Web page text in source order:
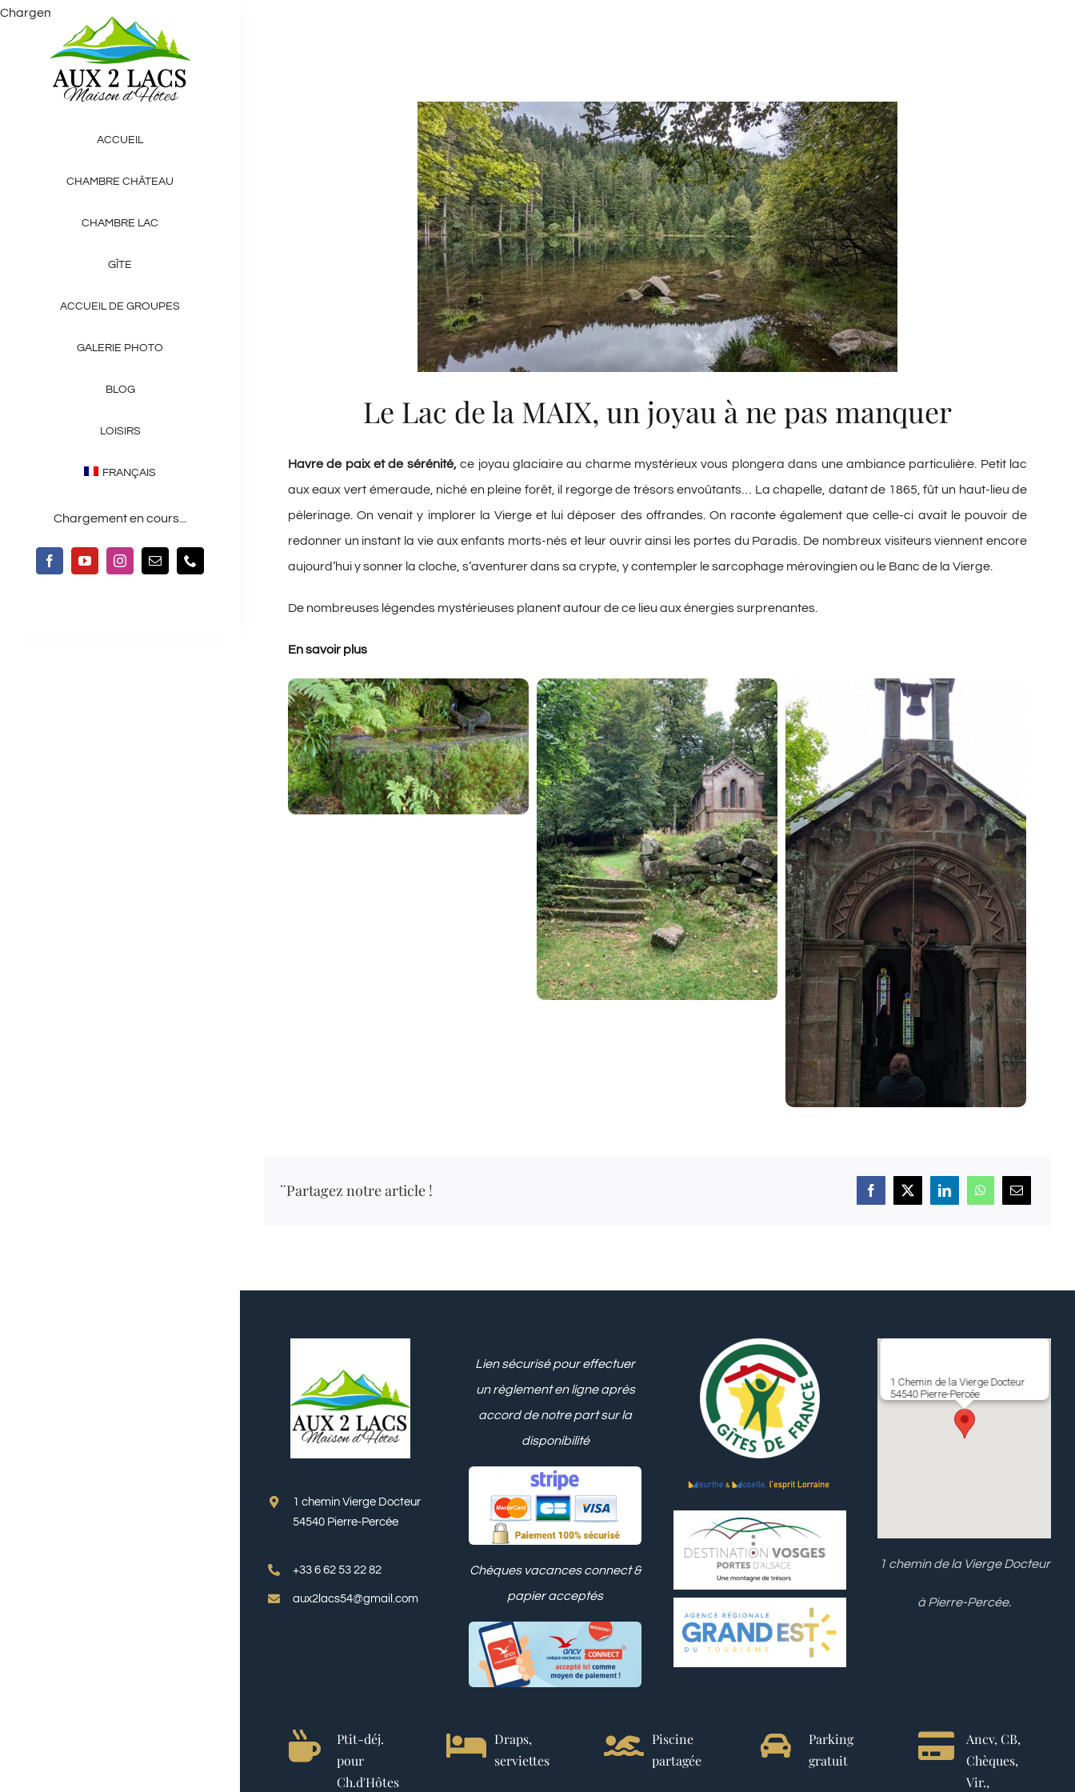
Chargement en cours...
ACCUEIL
CHAMBRE CHÂTEAU
CHAMBRE LAC
GÎTE
ACCUEIL DE GROUPES
GALERIE PHOTO
BLOG
LOISIRS
FRANÇAIS
Chargement en cours...
Le Lac de la MAIX, un joyau à ne pas manquer
Havre de paix et de sérénité,ce joyau glaciaire au charme mystérieux vous plongera dans une ambiance particulière. Petit lac
aux eaux vert émeraude, niché en pleine forêt, il regorge de trésors envoûtants… La chapelle, datant de 1865, fût un haut-lieu de
pèlerinage. On venait y implorer la Vierge et lui déposer des offrandes. On raconte également que celle-ci avait le pouvoir de
redonner un instant la vie aux enfants morts-nés et leur ouvrir ainsi les portes du Paradis. De nombreux visiteurs viennent encore
aujourd’hui y sonner la cloche, s’aventurer dans sa crypte, y contempler le sarcophage mérovingien ou le Banc de la Vierge.
De nombreuses légendes mystérieuses planent autour de ce lieu aux énergies surprenantes.
En savoir plus
¨Partagez notre article !
1 chemin Vierge Docteur
54540 Pierre-Percée
+33 6 62 53 22 82
aux2lacs54@gmail.com
Lien sécurisé pour effectuer
un règlement en ligne après
accord de notre part sur la
disponibilité
Chèques vacances connect &
papier acceptés
1 Chemin de la Vierge Docteur
54540 Pierre-Percée
1 chemin de la Vierge Docteur
à Pierre-Percée.
Ptit-déj.
pour
Ch.d'Hôtes
Draps,
serviettes
Piscine
partagée
Parking
gratuit
Ancv, CB,
Chèques,
Vir.,